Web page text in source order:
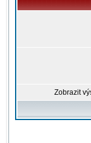
Zobrazit